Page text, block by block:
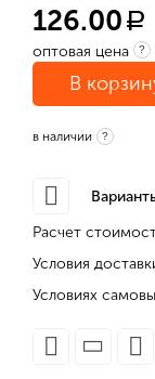
126.00 a
оптовая цена ?
В
в наличии ?
Расчет
Условия
Условиях